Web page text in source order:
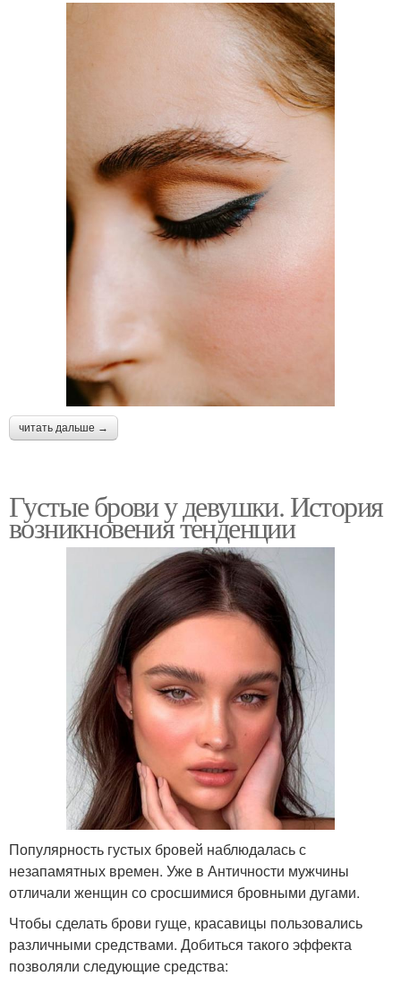
читать дальше →
Густые брови у девушки. История
возникновения тенденции
Популярность густых бровей наблюдалась с
незапамятных времен. Уже в Античности мужчины
отличали женщин со сросшимися бровными дугами.
Чтобы сделать брови гуще, красавицы пользовались
различными средствами. Добиться такого эффекта
позволяли следующие средства: